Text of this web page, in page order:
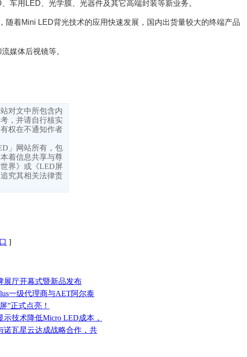
车用LED、光学膜、光器件及其它高端封装等新业务。
着Mini LED背光技术的应用快速发展，国内出货量较大的终端产品
媒体后视镜等。
对文中所包含内
，并请自行核实
权在不通知作者
」网站所有，包
着信息共享与尊
界》或《LED屏
究其相关法律责
]
展厅开幕式暨新品发布
一级代理商与AET阿尔泰
”正式点亮！
示技术降低Micro LED成本，
诺瓦星云达成战略合作，共